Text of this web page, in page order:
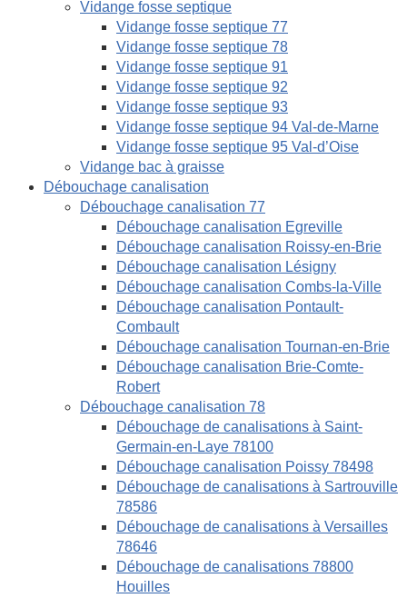
Vidange fosse septique
Vidange fosse septique 77
Vidange fosse septique 78
Vidange fosse septique 91
Vidange fosse septique 92
Vidange fosse septique 93
Vidange fosse septique 94 Val-de-Marne
Vidange fosse septique 95 Val-d’Oise
Vidange bac à graisse
Débouchage canalisation
Débouchage canalisation 77
Débouchage canalisation Egreville
Débouchage canalisation Roissy-en-Brie
Débouchage canalisation Lésigny
Débouchage canalisation Combs-la-Ville
Débouchage canalisation Pontault-
Combault
Débouchage canalisation Tournan-en-Brie
Débouchage canalisation Brie-Comte-
Robert
Débouchage canalisation 78
Débouchage de canalisations à Saint-
Germain-en-Laye 78100
Débouchage canalisation Poissy 78498
Débouchage de canalisations à Sartrouville
78586
Débouchage de canalisations à Versailles
78646
Débouchage de canalisations 78800
Houilles